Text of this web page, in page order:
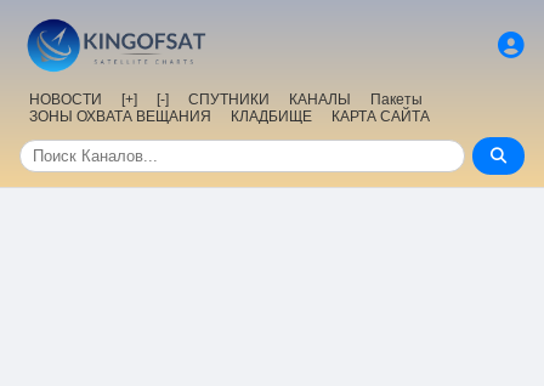
НОВОСТИ [+] [-] СПУТНИКИ КАНАЛЫ
Пакеты
ЗОНЫ ОХВАТА ВЕЩАНИЯ
КЛАДБИЩЕ КАРТА САЙТА